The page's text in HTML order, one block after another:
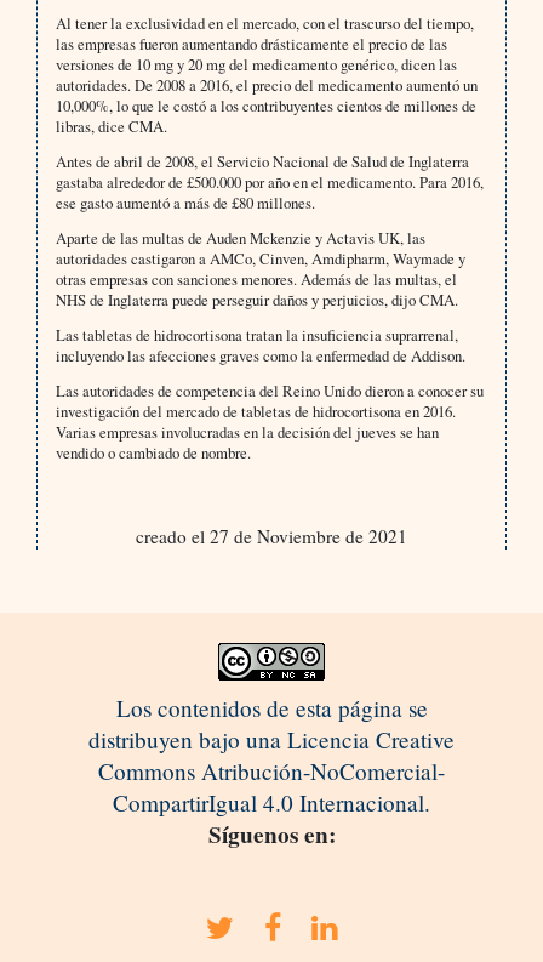
Al tener la exclusividad en el mercado, con el trascurso del tiempo,
las empresas fueron aumentando drásticamente el precio de las
versiones de 10 mg y 20 mg del medicamento genérico, dicen las
autoridades. De 2008 a 2016, el precio del medicamento aumentó un
10,000%, lo que le costó a los contribuyentes cientos de millones de
libras, dice CMA.
Antes de abril de 2008, el Servicio Nacional de Salud de Inglaterra
gastaba alrededor de £500.000 por año en el medicamento. Para 2016,
ese gasto aumentó a más de £80 millones.
Aparte de las multas de Auden Mckenzie y Actavis UK, las
autoridades castigaron a AMCo, Cinven, Amdipharm, Waymade y
otras empresas con sanciones menores. Además de las multas, el
NHS de Inglaterra puede perseguir daños y perjuicios, dijo CMA.
Las tabletas de hidrocortisona tratan la insuficiencia suprarrenal,
incluyendo las afecciones graves como la enfermedad de Addison.
Las autoridades de competencia del Reino Unido dieron a conocer su
investigación del mercado de tabletas de hidrocortisona en 2016.
Varias empresas involucradas en la decisión del jueves se han
vendido o cambiado de nombre.
creado el 27 de Noviembre de 2021
Los contenidos de esta página se
distribuyen bajo una Licencia Creative
Commons Atribución-NoComercial-
CompartirIgual 4.0 Internacional.
Síguenos en: